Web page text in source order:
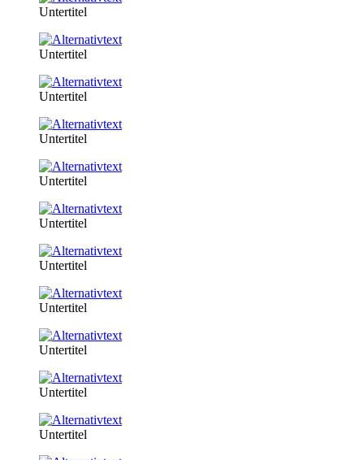
Untertitel
Untertitel
Untertitel
Untertitel
Untertitel
Untertitel
Untertitel
Untertitel
Untertitel
Untertitel
Untertitel